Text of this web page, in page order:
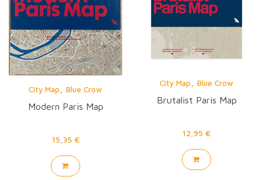
City Map Blue Crow
Modern Paris Map
15,35 €
City Map Blue Crow
Brutalist Paris Map
12,95 €